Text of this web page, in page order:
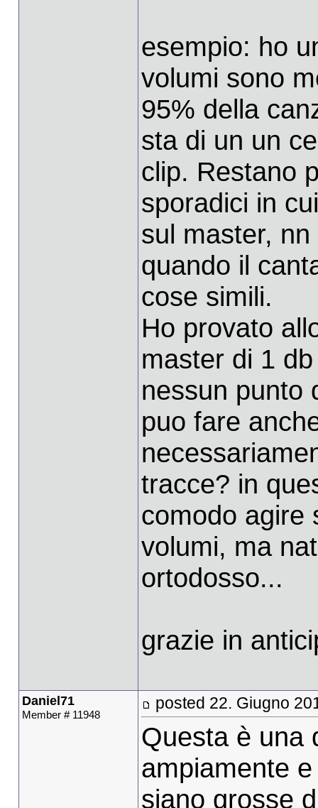
esempio: ho
volumi sono
95% della
sta di un un
clip. Restano
sporadici in
sul master,
quando il
cose simili.
Ho provato
master di 1
nessun punto
puo fare
tracce? in
comodo agire
volumi, ma
ortodosso...
grazie in
Daniel71
Member # 11948
posted 22. Giugno
Questa è una
ampiamente
siano grosse